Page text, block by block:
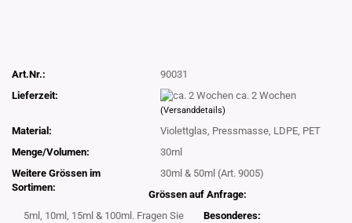
Art.Nr.:
90031
Lieferzeit:
ca. 2 Wochen
(Versanddetails)
Material:
Violettglas, Pressmasse, LDPE, PET
Menge/Volumen:
30ml
Weitere Grössen im
Sortimen:
30ml & 50ml (Art. 9005)
Grössen auf Anfrage:
5ml, 10ml, 15ml & 100ml. Fragen Sie
Besonderes: